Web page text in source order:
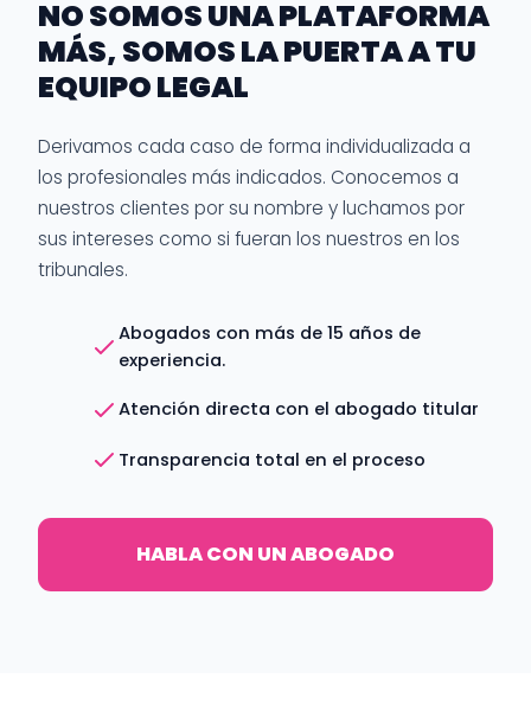
NO SOMOS UNA PLATAFORMA
MÁS, SOMOS LA PUERTA A TU
EQUIPO LEGAL
Derivamos cada caso de forma individualizada a
los profesionales más indicados. Conocemos a
nuestros clientes por su nombre y luchamos por
sus intereses como si fueran los nuestros en los
tribunales.
Abogados con más de 15 años de
experiencia.
Atención directa con el abogado titular
Transparencia total en el proceso
HABLA CON UN ABOGADO